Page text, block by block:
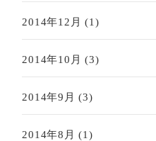
2014年12月 (1)
2014年10月 (3)
2014年9月 (3)
2014年8月 (1)